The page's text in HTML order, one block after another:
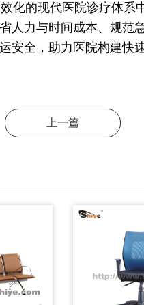
化的现代医院诊疗体系
人力与时间成本、规范
安全，助力医院构建快
上一篇